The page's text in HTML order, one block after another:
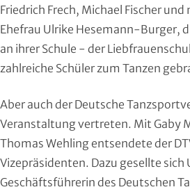
Friedrich Frech, Michael Fischer
Ehefrau Ulrike Hesemann-Burger,
an ihrer Schule - der
zahlreiche Schüler zum Tanzen
Aber auch der Deutsche
Veranstaltung vertreten. Mit Gaby
Thomas Wehling entsendete der
Vizepräsidenten. Dazu gesellte sich
Geschäftsführerin des Deutschen
Turnen
Volleyball